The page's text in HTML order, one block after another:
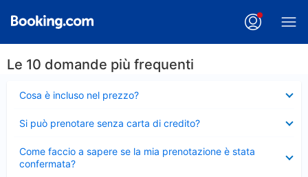
Le 10 domande più frequenti
Cosa è incluso nel prezzo?
chiuso
Si può prenotare senza carta di credito?
chiuso
Come faccio a sapere se la mia prenotazione è stata
confermata?
chiuso